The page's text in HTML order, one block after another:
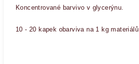
Koncentrované barvivo v glycerýnu.
10 - 20 kapek obarviva na 1 kg materiálů